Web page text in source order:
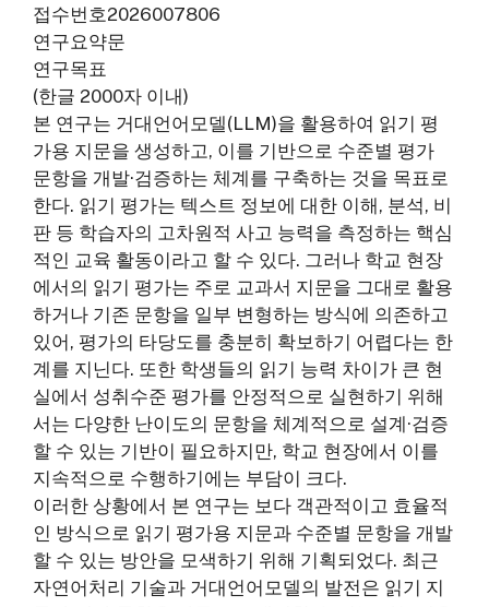
접수번호2026007806
연구요약문
연구목표
(한글 2000자 이내)
본 연구는 거대언어모델(LLM)을 활용하여 읽기 평
가용 지문을 생성하고, 이를 기반으로 수준별 평가
문항을 개발·검증하는 체계를 구축하는 것을 목표로
한다. 읽기 평가는 텍스트 정보에 대한 이해, 분석, 비
판 등 학습자의 고차원적 사고 능력을 측정하는 핵심
적인 교육 활동이라고 할 수 있다. 그러나 학교 현장
에서의 읽기 평가는 주로 교과서 지문을 그대로 활용
하거나 기존 문항을 일부 변형하는 방식에 의존하고
있어, 평가의 타당도를 충분히 확보하기 어렵다는 한
계를 지닌다. 또한 학생들의 읽기 능력 차이가 큰 현
실에서 성취수준 평가를 안정적으로 실현하기 위해
서는 다양한 난이도의 문항을 체계적으로 설계·검증
할 수 있는 기반이 필요하지만, 학교 현장에서 이를
지속적으로 수행하기에는 부담이 크다.
이러한 상황에서 본 연구는 보다 객관적이고 효율적
인 방식으로 읽기 평가용 지문과 수준별 문항을 개발
할 수 있는 방안을 모색하기 위해 기획되었다. 최근
자연어처리 기술과 거대언어모델의 발전은 읽기 지